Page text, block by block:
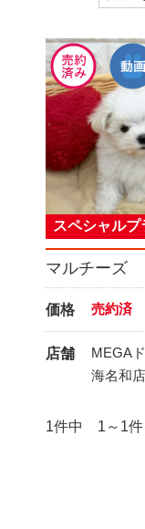
マルチーズ
スペシャルプ
価格 売約済
店舗
MEGA
海名和
1件中 1～1件